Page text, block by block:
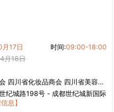
17日 时间:09:00-18:00
月18日
品商会 四川省美容整形协会 成都市美发美容协会
纪城路198号 - 成都世纪城新国际
息】